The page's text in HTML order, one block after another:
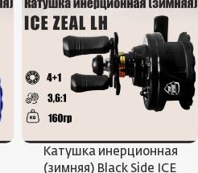
Катушка инерционная
(зимняя) Black Side ICE